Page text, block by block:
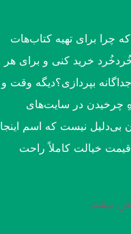
چرا برای تهیه کتاب‌هات
خرید کنی و برای هر
بپردازی؟​دیگه وقت و
چرخیدن در سایت‌های
بی‌دلیل نیست که اسم اینجا
قیمت خیالت کاملاً راحت
بیشتر